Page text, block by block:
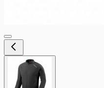
larger
image